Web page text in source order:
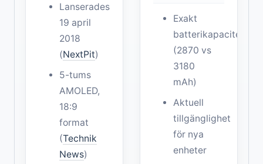
Lanserades
19 april
2018
(NextPit)
5-tums
AMOLED,
18:9
format
(Technik
News)
Exakt
batterikapacitet
(2870 vs
3180
mAh)
Aktuell
tillgänglighet
för nya
enheter